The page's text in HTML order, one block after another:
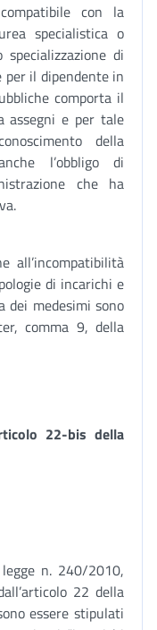
con la
specialistica o
di
per il dipendente in
comporta il
assegni e per tale
della
l’obbligo di
che ha
all’incompatibilità
di incarichi e
dei medesimi sono
comma 9, della
22-bis della
n. 240/2010,
22 della
essere stipulati